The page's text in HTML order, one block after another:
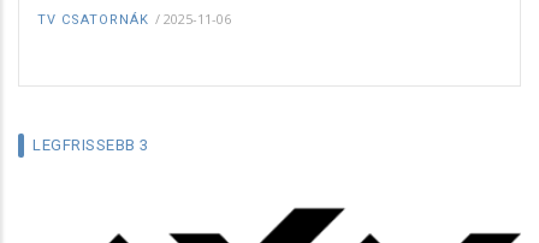
TV CSATORNÁK / 2025-11-06
LEGFRISSEBB 3